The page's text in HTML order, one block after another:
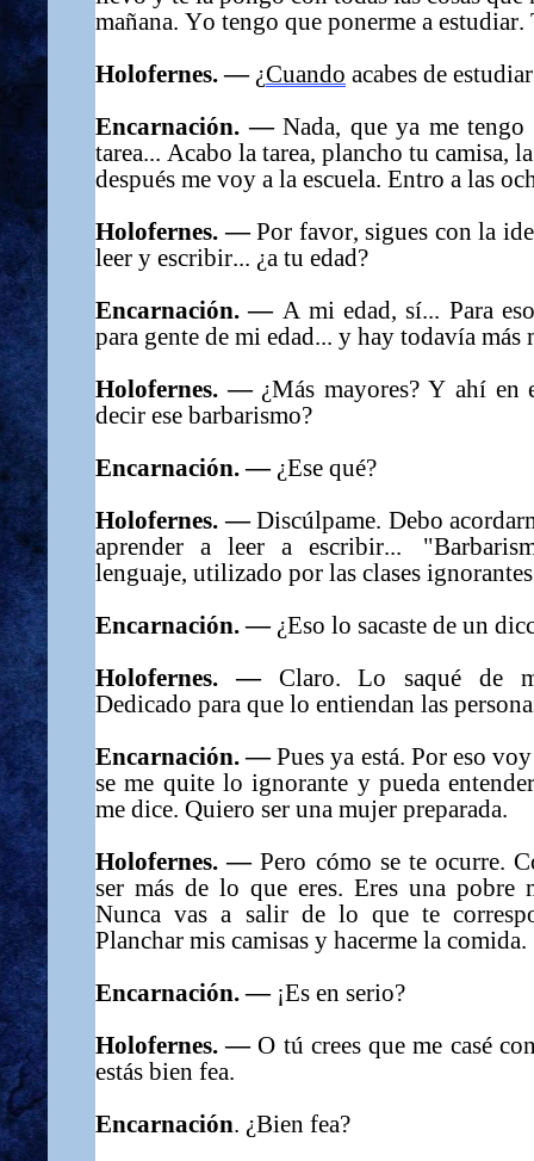
mañana. Yo tengo que ponerme a estudiar.
Holofernes. — ¿Cuando acabes de
Encarnación. —Nada, que ya me
tarea... Acabo la tarea, plancho tu camisa,
después me voy a la escuela. Entro a las
Holofernes. —Por favor, sigues con la
leer y escribir... ¿a tu edad?
Encarnación. — A mi edad, sí... Para
para gente de mi edad... y hay todavía más
Holofernes. — ¿Más mayores? Y ahí en
decir ese barbarismo?
Encarnación. — ¿Ese qué?
Holofernes. —Discúlpame. Debo
aprender a leer a escribir...
lenguaje, utilizado por las clases
Encarnación. — ¿Eso lo sacaste de un
Holofernes. — Claro. Lo saqué de
Dedicado para que lo entiendan las
Encarnación. —Pues ya está. Por eso
se me quite lo ignorante y pueda
me dice. Quiero ser una mujer preparada.
Holofernes. —Pero cómo se te ocurre.
ser más de lo que eres. Eres una pobre
Nunca vas a salir de lo que te
Planchar mis camisas y hacerme la comida.
Encarnación. — ¡Es en serio?
Holofernes. —O tú crees que me casé
estás bien fea.
Encarnación. ¿Bien fea?